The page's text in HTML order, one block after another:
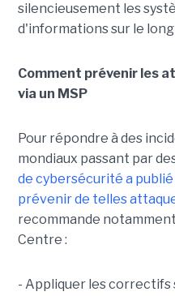
silencieusement les
d'informations sur le
Comment prévenir les
via un MSP
Pour répondre à des
mondiaux passant par
de cybersécurité a
prévenir de telles
recommande
Centre :
- Appliquer les correctifs